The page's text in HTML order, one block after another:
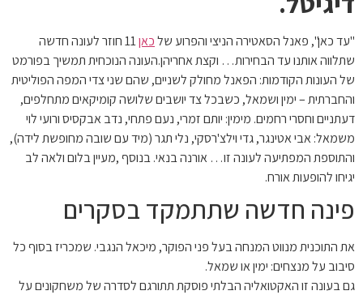
"עד כאן", פאנל הסאטירה הניצי והפרוע שלכאן
11 חוזר לעונה חדשה
שתלווה אותנו עד הבחירות… וקצת אחריהן.העונה הנוכחית תמשיך בפורמט
של העונות הקודמות: הפאנל מחולק לשניים, שהם שני צדי המפה הפוליטית
והחברתית – ימין ושמאל, כשבכל צד יושבים שלושה קומיקאים מתחלפים,
דעתניים וחסרי רחמים. מימין: יותם זמרי, נעם פתחי, נדב אבקסיס ורועי לוי
משמאל: אבי אטינגר, גדי וילצ'רסקי, נלי תגר (מיד עם שובה מחופשת לידה),
והתוספת המפתיעה לעונה זו… אורנה בנאי. בנוסף ,מעיין בלום ולאה לב
יגיחו להופעות אורח.
פינה חדשה שתתמקד בסקרים
את התוכנית מנווט המנחה בעל פני הפוקר, מיכאל הנגבי. שמכריז בסוף כל
סיבוב על מנצחים: ימין או שמאל.
גם בעונה זו האקטואליה הבלתי פוסקת תתורגם לסדרה של משחקונים על